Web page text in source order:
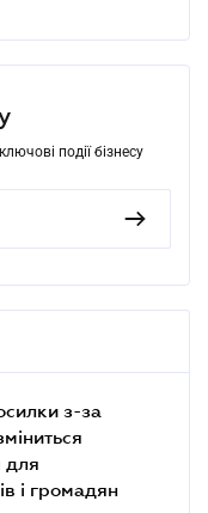
події бізнесу
з-за
для
і громадян